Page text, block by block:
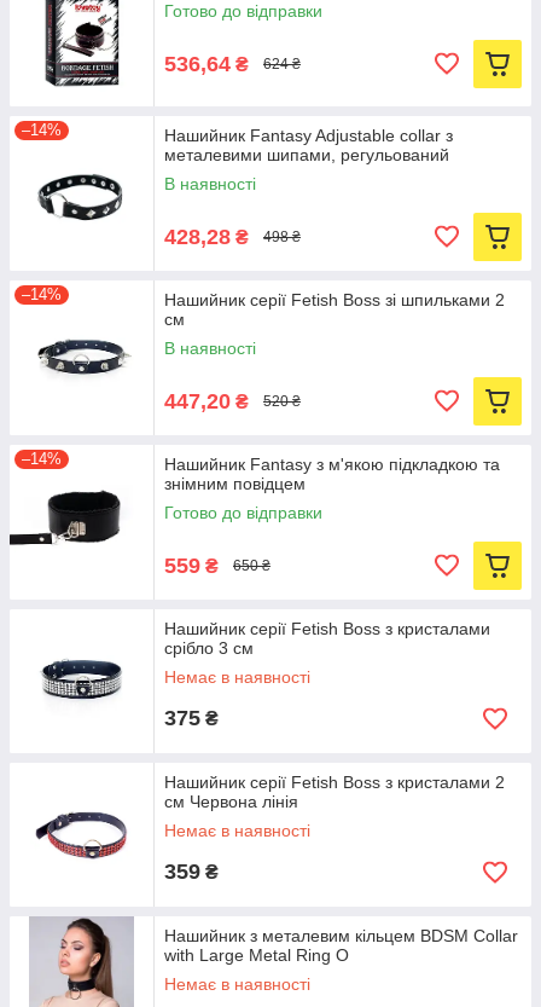
Готово до відправки
536,64 ₴ 624 ₴
–14%
Нашийник Fantasy Adjustable collar з
металевими шипами, регульований
В наявності
428,28 ₴ 498 ₴
–14%
Нашийник серії Fetish Boss зі шпильками 2
см
В наявності
447,20 ₴ 520 ₴
–14%
Нашийник Fantasy з м'якою підкладкою та
знімним повідцем
Готово до відправки
559 ₴ 650 ₴
Нашийник серії Fetish Boss з кристалами
срібло 3 см
Немає в наявності
375 ₴
Нашийник серії Fetish Boss з кристалами 2
см Червона лінія
Немає в наявності
359 ₴
Нашийник з металевим кільцем BDSM Collar
with Large Metal Ring O
Немає в наявності